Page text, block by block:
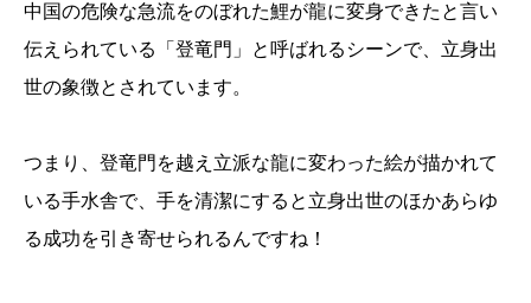
中国の危険な急流をのぼれた鯉が龍に変身できたと言い
伝えられている「登竜門」と呼ばれるシーンで、立身出
世の象徴とされています。
つまり、登竜門を越え立派な龍に変わった絵が描かれて
いる手水舎で、手を清潔にすると立身出世のほかあらゆ
る成功を引き寄せられるんですね！